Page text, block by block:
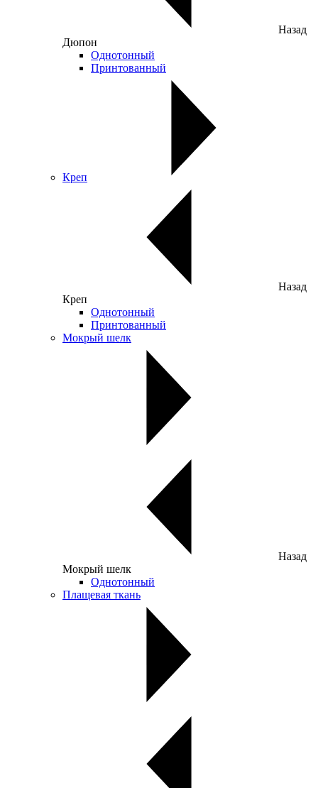
Назад
Дюпон
Однотонный
Принтованный
Креп
Назад
Креп
Однотонный
Принтованный
Мокрый шелк
Назад
Мокрый шелк
Однотонный
Плащевая ткань